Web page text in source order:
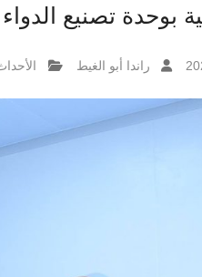
تصنيع الدواء بقسم
راندا أبو الغيط